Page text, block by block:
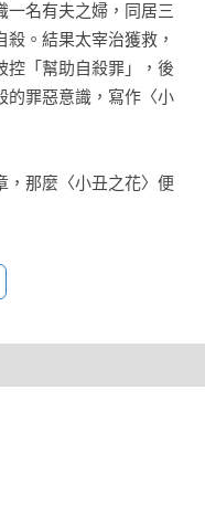
一名有夫之婦，同居三
。結果太宰治獲救，
控「幫助自殺罪」，後
的罪惡意識，寫作〈小
，那麼〈小丑之花〉便
品，太宰治以他身為
本文壇巔峰之作《人
許多關於寫作的祕
作者也出場批判或說
的自我，在絕望的自
顯現太宰在自負與自